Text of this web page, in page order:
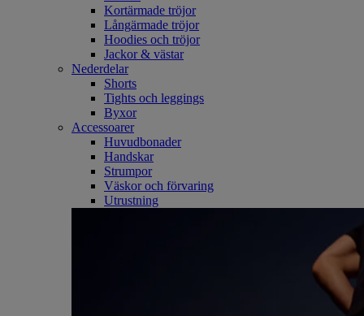
Kortärmade tröjor
Långärmade tröjor
Hoodies och tröjor
Jackor & västar
Nederdelar
Shorts
Tights och leggings
Byxor
Accessoarer
Huvudbonader
Handskar
Strumpor
Väskor och förvaring
Utrustning